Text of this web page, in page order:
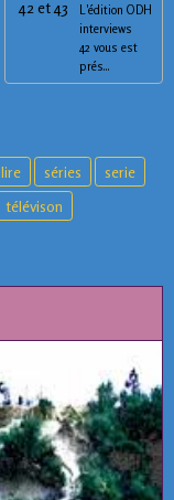
L'édition ODH
interviews
42 vous est
prés...
lire séries
serie
télévison